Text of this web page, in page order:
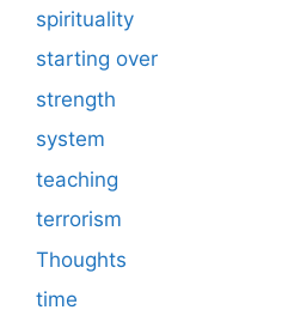
spirituality
starting over
strength
system
teaching
terrorism
Thoughts
time